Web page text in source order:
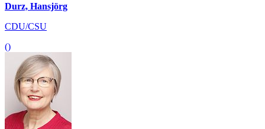
Durz, Hansjörg
CDU/CSU
()